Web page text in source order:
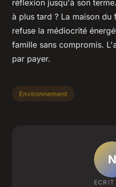
réflexion jusqu'à son
à plus tard ? La maison du
refuse la médiocrité
famille sans compromis.
par payer.
Environnement
N
ECRIT